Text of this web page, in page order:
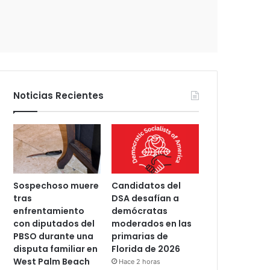
i
o
Noticias Recientes
Sospechoso muere
tras
enfrentamiento
con diputados del
PBSO durante una
disputa familiar en
West Palm Beach
Candidatos del
DSA desafían a
demócratas
moderados en las
primarias de
Florida de 2026
Hace 2 horas